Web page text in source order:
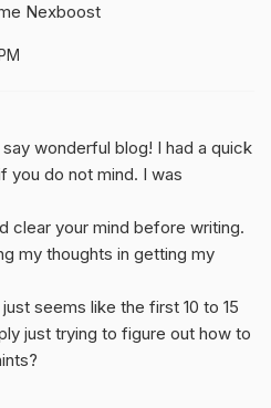
Nexboost
wonderful blog! I had a quick
you do not mind. I was
clear your mind before writing.
my thoughts in getting my
seems like the first 10 to 15
just trying to figure out how to